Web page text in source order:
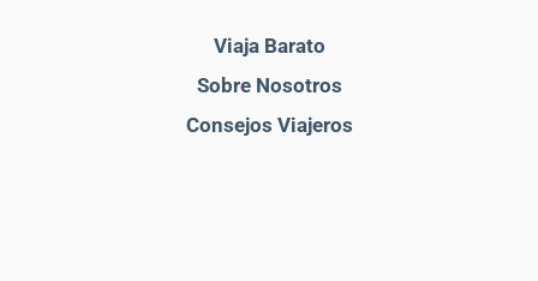
Viaja Barato
Sobre Nosotros
Consejos Viajeros